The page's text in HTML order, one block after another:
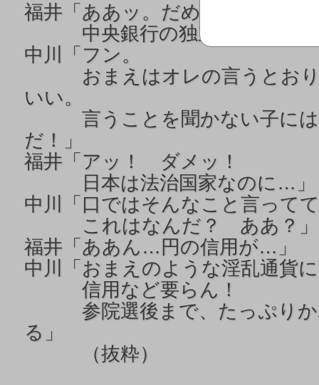
福井「ああッ。だめだよう…。
中央銀行の独立性が侵され
中川「フン。
おまえはオレの言うとおり
いい。
言うことを聞かない子には
だ！」
福井「アッ！ ダメッ！
日本は法治国家なのに…」
中川「口ではそんなこと言って
これはなんだ？ ああ？」
福井「ああん…円の信用が…」
中川「おまえのような淫乱通貨
信用など要らん！
参院選後まで、たっぷりか
る」
（抜粋）